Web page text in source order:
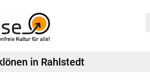
in Rahlstedt